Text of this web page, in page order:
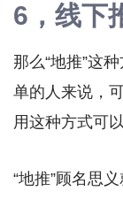
6，线下
那么“地推”这
单的人来说，
用这种方式可
“地推”顾名思